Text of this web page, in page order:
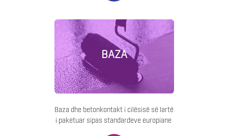
BAZA
Baza dhe betonkontakt i cilësisë së lartë
i paketuar sipas standardeve europiane